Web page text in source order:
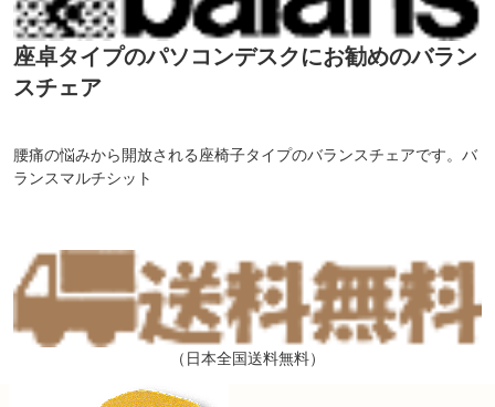
座卓タイプのパソコンデスクにお勧めのバラン
スチェア
腰痛の悩みから開放される座椅子タイプのバランスチェアです。バ
ランスマルチシット
（日本全国送料無料）